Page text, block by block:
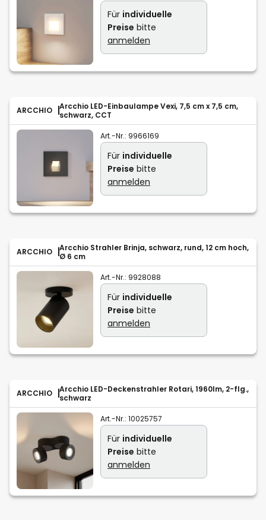
Für individuelle
Preise bitte
anmelden
ARCCHIO
Arcchio LED-Einbaulampe Vexi, 7,5 cm x 7,5 cm,
schwarz, CCT
Art.-Nr.: 9966169
Für individuelle
Preise bitte
anmelden
ARCCHIO
Arcchio Strahler Brinja, schwarz, rund, 12 cm hoch,
Ø 6 cm
Art.-Nr.: 9928088
Für individuelle
Preise bitte
anmelden
ARCCHIO
Arcchio LED-Deckenstrahler Rotari, 1960lm, 2-flg.,
schwarz
Art.-Nr.: 10025757
Für individuelle
Preise bitte
anmelden